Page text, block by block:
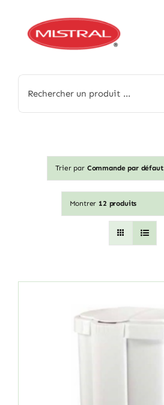
contenu
Médias
Trier par Commande par défaut
Montrer 12 produits